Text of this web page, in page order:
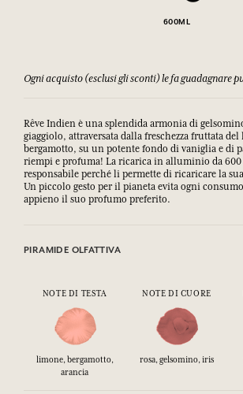
600ML
Ogni acquisto (esclusi gli sconti) le fa guadagnare
Rêve Indien è una splendida armonia di
giaggiolo, attraversata dalla freschezza fruttata
bergamotto, su un potente fondo di vaniglia e di
riempi e profuma! La ricarica in alluminio da 600
responsabile perché li permette di ricaricare la
Un piccolo gesto per il pianeta evita ogni
appieno il suo profumo preferito.
PIRAMIDE OLFATTIVA
NOTE DI TESTA NOTE DI CUORE
limone, bergamotto,
arancia
rosa, gelsomino, iris